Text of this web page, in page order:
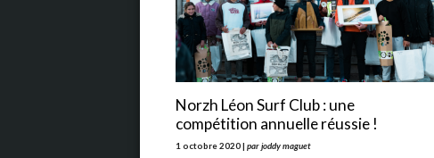
Norzh Léon Surf Club : une
compétition annuelle réussie !
1 octobre 2020 | par joddy maguet